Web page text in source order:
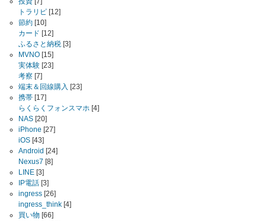
トラリピ [12]
節約 [10]
カード [12]
ふるさと納税 [3]
MVNO [15]
実体験 [23]
考察 [7]
端末＆回線購入 [23]
携帯 [17]
らくらくフォンスマホ [4]
NAS [20]
iPhone [27]
iOS [43]
Android [24]
Nexus7 [8]
LINE [3]
IP電話 [3]
ingress [26]
ingress_think [4]
買い物 [66]